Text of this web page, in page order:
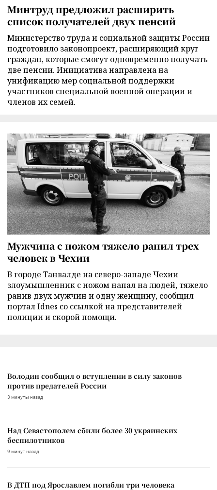
Минтруд предложил расширить
список получателей двух пенсий
Министерство труда и социальной защиты России
подготовило законопроект, расширяющий круг
граждан, которые смогут одновременно получать
две пенсии. Инициатива направлена на
унификацию мер социальной поддержки
участников специальной военной операции и
членов их семей.
Мужчина с ножом тяжело ранил трех
человек в Чехии
В городе Танвалде на северо-западе Чехии
злоумышленник с ножом напал на людей, тяжело
ранив двух мужчин и одну женщину, сообщил
портал Idnes со ссылкой на представителей
полиции и скорой помощи.
Володин сообщил о вступлении в силу законов
против предателей России
3 минуты назад
Над Севастополем сбили более 30 украинских
беспилотников
9 минут назад
В ДТП под Ярославлем погибли три человека